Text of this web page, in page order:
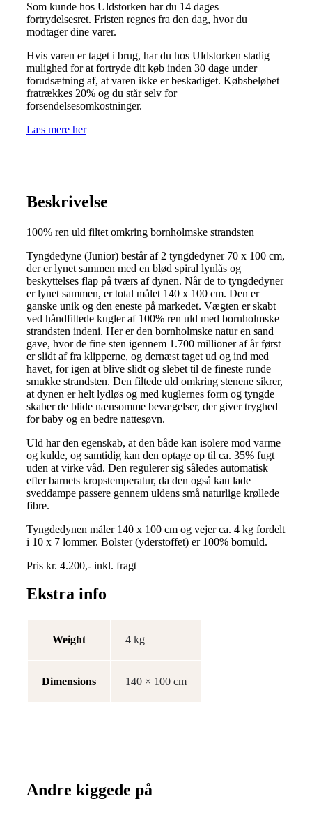
Som kunde hos Uldstorken har du 14 dages
fortrydelsesret. Fristen regnes fra den dag, hvor du
modtager dine varer.
Hvis varen er taget i brug, har du hos Uldstorken stadig
mulighed for at fortryde dit køb inden 30 dage under
forudsætning af, at varen ikke er beskadiget. Købsbeløbet
fratrækkes 20% og du står selv for
forsendelsesomkostninger.
Læs mere her
Beskrivelse
100% ren uld filtet omkring bornholmske strandsten
Tyngdedyne (Junior) består af 2 tyngdedyner 70 x 100 cm,
der er lynet sammen med en blød spiral lynlås og
beskyttelses flap på tværs af dynen. Når de to tyngdedyner
er lynet sammen, er total målet 140 x 100 cm. Den er
ganske unik og den eneste på markedet. Vægten er skabt
ved håndfiltede kugler af 100% ren uld med bornholmske
strandsten indeni. Her er den bornholmske natur en sand
gave, hvor de fine sten igennem 1.700 millioner af år først
er slidt af fra klipperne, og dernæst taget ud og ind med
havet, for igen at blive slidt og slebet til de fineste runde
smukke strandsten. Den filtede uld omkring stenene sikrer,
at dynen er helt lydløs og med kuglernes form og tyngde
skaber de blide nænsomme bevægelser, der giver tryghed
for baby og en bedre nattesøvn.
Uld har den egenskab, at den både kan isolere mod varme
og kulde, og samtidig kan den optage op til ca. 35% fugt
uden at virke våd. Den regulerer sig således automatisk
efter barnets kropstemperatur, da den også kan lade
sveddampe passere gennem uldens små naturlige krøllede
fibre.
Tyngdedynen måler 140 x 100 cm og vejer ca. 4 kg fordelt
i 10 x 7 lommer. Bolster (yderstoffet) er 100% bomuld.
Pris kr. 4.200,- inkl. fragt
Ekstra info
Weight 4 kg
Dimensions 140 × 100 cm
Andre kiggede på